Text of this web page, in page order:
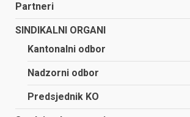
Partneri
SINDIKALNI ORGANI
Kantonalni odbor
Nadzorni odbor
Predsjednik KO